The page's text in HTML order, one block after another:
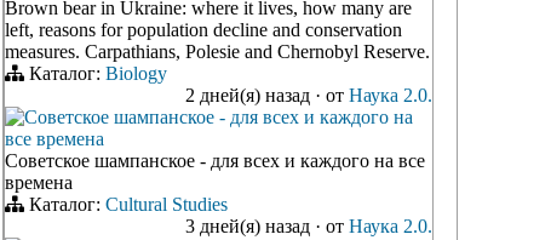
Brown bear in Ukraine: where it lives, how many are
left, reasons for population decline and conservation
measures. Carpathians, Polesie and Chernobyl Reserve.
Каталог: Biology
2 дней(я) назад · от Наука 2.0.
Советское шампанское - для всех и каждого на
все времена
Советское шампанское - для всех и каждого на все
времена
Каталог: Cultural Studies
3 дней(я) назад · от Наука 2.0.